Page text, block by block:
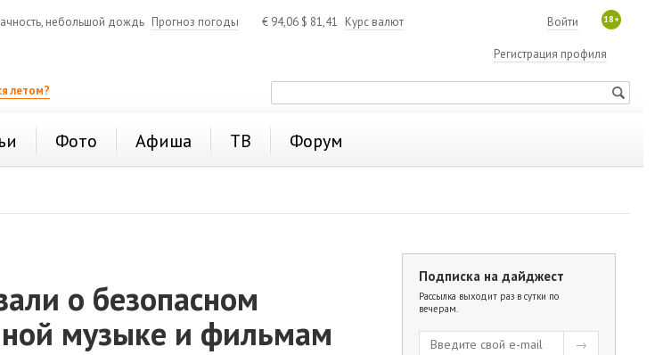
небольшой дождь Прогноз погоды € 94,06 $ 81,41 Курс валют 18+
Войти
Регистрация профиля
летом?
Фото Афиша ТВ Форум
о безопасном
музыке и фильмам
Подписка на дайджест
Рассылка выходит раз в сутки по
вечерам.